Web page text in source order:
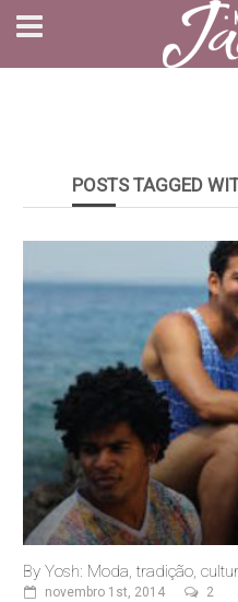
POSTS TAGGED
By Yosh: Moda, tradição,
novembro 1st, 2014 2